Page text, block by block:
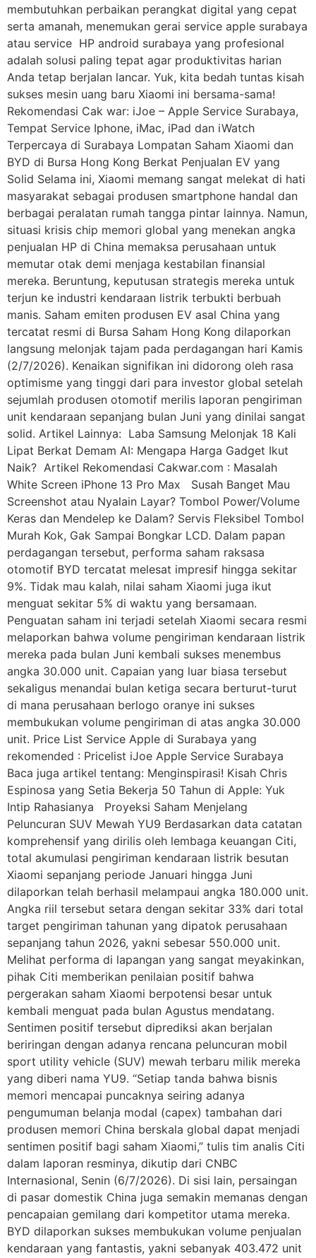
membutuhkan perbaikan perangkat digital yang cepat
serta amanah, menemukan gerai service apple surabaya
atau service HP android surabaya yang profesional
adalah solusi paling tepat agar produktivitas harian
Anda tetap berjalan lancar. Yuk, kita bedah tuntas kisah
sukses mesin uang baru Xiaomi ini bersama-sama!
Rekomendasi Cak war: iJoe – Apple Service Surabaya,
Tempat Service Iphone, iMac, iPad dan iWatch
Terpercaya di Surabaya Lompatan Saham Xiaomi dan
BYD di Bursa Hong Kong Berkat Penjualan EV yang
Solid Selama ini, Xiaomi memang sangat melekat di hati
masyarakat sebagai produsen smartphone handal dan
berbagai peralatan rumah tangga pintar lainnya. Namun,
situasi krisis chip memori global yang menekan angka
penjualan HP di China memaksa perusahaan untuk
memutar otak demi menjaga kestabilan finansial
mereka. Beruntung, keputusan strategis mereka untuk
terjun ke industri kendaraan listrik terbukti berbuah
manis. Saham emiten produsen EV asal China yang
tercatat resmi di Bursa Saham Hong Kong dilaporkan
langsung melonjak tajam pada perdagangan hari Kamis
(2/7/2026). Kenaikan signifikan ini didorong oleh rasa
optimisme yang tinggi dari para investor global setelah
sejumlah produsen otomotif merilis laporan pengiriman
unit kendaraan sepanjang bulan Juni yang dinilai sangat
solid. Artikel Lainnya: Laba Samsung Melonjak 18 Kali
Lipat Berkat Demam AI: Mengapa Harga Gadget Ikut
Naik? Artikel Rekomendasi Cakwar.com : Masalah
White Screen iPhone 13 Pro Max Susah Banget Mau
Screenshot atau Nyalain Layar? Tombol Power/Volume
Keras dan Mendelep ke Dalam? Servis Fleksibel Tombol
Murah Kok, Gak Sampai Bongkar LCD. Dalam papan
perdagangan tersebut, performa saham raksasa
otomotif BYD tercatat melesat impresif hingga sekitar
9%. Tidak mau kalah, nilai saham Xiaomi juga ikut
menguat sekitar 5% di waktu yang bersamaan.
Penguatan saham ini terjadi setelah Xiaomi secara resmi
melaporkan bahwa volume pengiriman kendaraan listrik
mereka pada bulan Juni kembali sukses menembus
angka 30.000 unit. Capaian yang luar biasa tersebut
sekaligus menandai bulan ketiga secara berturut-turut
di mana perusahaan berlogo oranye ini sukses
membukukan volume pengiriman di atas angka 30.000
unit. Price List Service Apple di Surabaya yang
rekomended : Pricelist iJoe Apple Service Surabaya
Baca juga artikel tentang: Menginspirasi! Kisah Chris
Espinosa yang Setia Bekerja 50 Tahun di Apple: Yuk
Intip Rahasianya Proyeksi Saham Menjelang
Peluncuran SUV Mewah YU9 Berdasarkan data catatan
komprehensif yang dirilis oleh lembaga keuangan Citi,
total akumulasi pengiriman kendaraan listrik besutan
Xiaomi sepanjang periode Januari hingga Juni
dilaporkan telah berhasil melampaui angka 180.000 unit.
Angka riil tersebut setara dengan sekitar 33% dari total
target pengiriman tahunan yang dipatok perusahaan
sepanjang tahun 2026, yakni sebesar 550.000 unit.
Melihat performa di lapangan yang sangat meyakinkan,
pihak Citi memberikan penilaian positif bahwa
pergerakan saham Xiaomi berpotensi besar untuk
kembali menguat pada bulan Agustus mendatang.
Sentimen positif tersebut diprediksi akan berjalan
beriringan dengan adanya rencana peluncuran mobil
sport utility vehicle (SUV) mewah terbaru milik mereka
yang diberi nama YU9. “Setiap tanda bahwa bisnis
memori mencapai puncaknya seiring adanya
pengumuman belanja modal (capex) tambahan dari
produsen memori China berskala global dapat menjadi
sentimen positif bagi saham Xiaomi,” tulis tim analis Citi
dalam laporan resminya, dikutip dari CNBC
Internasional, Senin (6/7/2026). Di sisi lain, persaingan
di pasar domestik China juga semakin memanas dengan
pencapaian gemilang dari kompetitor utama mereka.
BYD dilaporkan sukses membukukan volume penjualan
kendaraan yang fantastis, yakni sebanyak 403.472 unit